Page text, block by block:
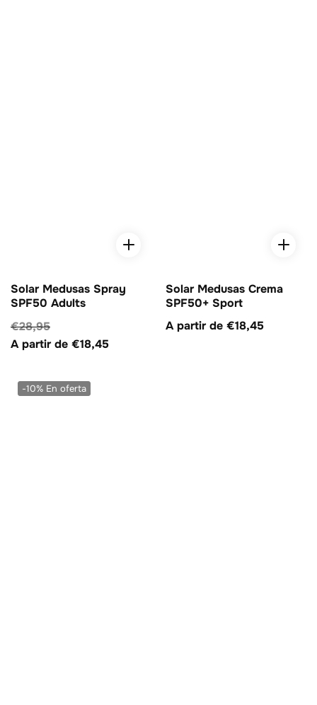
Solar Medusas Spray
SPF50 Adults
Precio
habitual
€28,95
de
A partir de €18,45
Solar Medusas Crema
SPF50+ Sport
Precio
A partir de €18,45
-10% En oferta